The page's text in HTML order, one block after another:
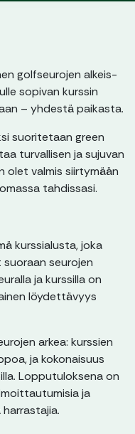
golfseurojen alkeis-
sopivan kurssin
– yhdestä paikasta.
suoritetaan green
turvallisen ja sujuvan
olet valmis siirtymään
tahdissasi.
kurssialusta, joka
seurojen
ja kurssilla on
löydettävyys
arkea: kurssien
ja kokonaisuus
Lopputuloksena on
ja